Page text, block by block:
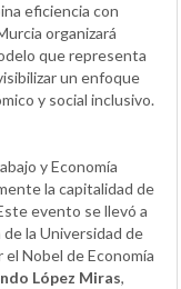
eficiencia con
organizará
que representa
un enfoque
y social inclusivo.
y Economía
la capitalidad de
evento se llevó a
de la Universidad de
Nobel de Economía
López Miras,